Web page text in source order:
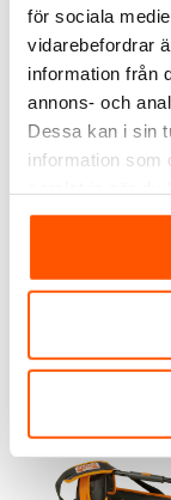
för sociala
vidarebefordrar
information från
annons- och
Dessa kan i sin
information som
Namron
Namron
LÄGG I
Skickas inom 6-8